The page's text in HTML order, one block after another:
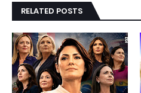
RELATED POSTS